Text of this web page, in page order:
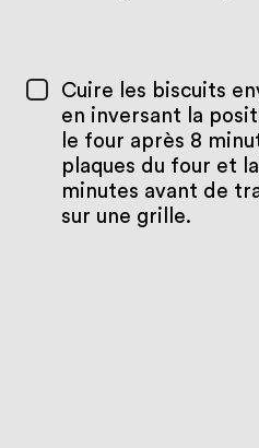
Cuire les biscuits
en inversant la
le four après 8
plaques du four et
minutes avant de
sur une grille.